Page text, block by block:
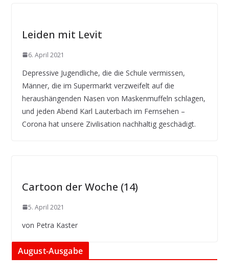
Leiden mit Levit
6. April 2021
Depressive Jugendliche, die die Schule vermissen,
Männer, die im Supermarkt verzweifelt auf die
heraushängenden Nasen von Maskenmuffeln schlagen,
und jeden Abend Karl Lauterbach im Fernsehen –
Corona hat unsere Zivilisation nachhaltig geschädigt.
Cartoon der Woche (14)
5. April 2021
von Petra Kaster
August-Ausgabe